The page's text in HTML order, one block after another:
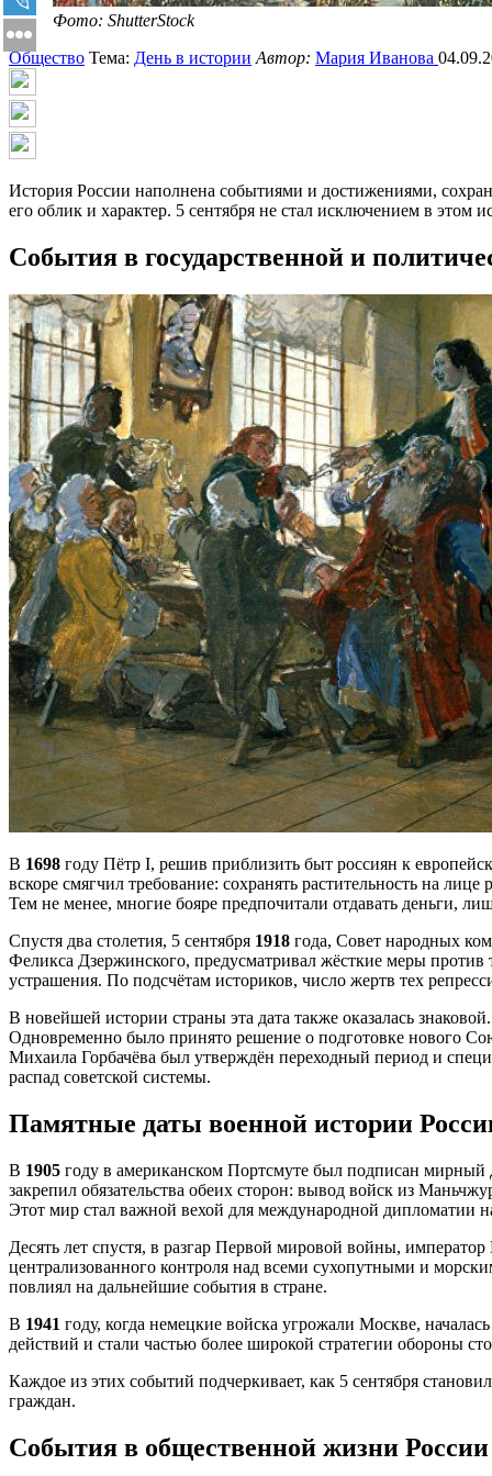
Фото: ShutterStock
Общество Тема: День в истории Автор: Мария Иванова
История России наполнена событиями и достижениями,
его облик и характер. 5 сентября не стал исключением в этом
События в государственной и
В 1698 году Пётр I, решив приблизить быт россиян к
вскоре смягчил требование: сохранять растительность на
Тем не менее, многие бояре предпочитали отдавать деньги,
Спустя два столетия, 5 сентября 1918 года, Совет народных
Феликса Дзержинского, предусматривал жёсткие меры против
устрашения. По подсчётам историков, число жертв тех
В новейшей истории страны эта дата также оказалась
Одновременно было принято решение о подготовке нового
Михаила Горбачёва был утверждён переходный период и
распад советской системы.
Памятные даты военной истории
В 1905 году в американском Портсмуте был подписан
закрепил обязательства обеих сторон: вывод войск из
Этот мир стал важной вехой для международной дипломатии
Десять лет спустя, в разгар Первой мировой войны,
централизованного контроля над всеми сухопутными и
повлиял на дальнейшие события в стране.
В 1941 году, когда немецкие войска угрожали Москве,
действий и стали частью более широкой стратегии обороны
Каждое из этих событий подчеркивает, как 5 сентября
граждан.
События в общественной жизни России